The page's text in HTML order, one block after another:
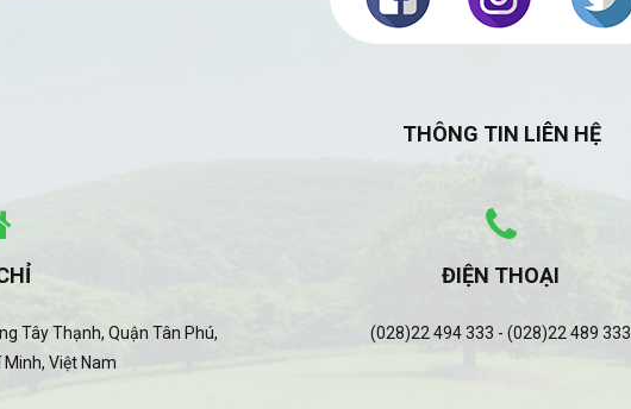
THÔNG TIN LIÊN HỆ
Tây Thạnh, Quận Tân Phú,
Việt Nam
ĐIỆN THOẠI
(028)22 494 333 - (028)22 489 333